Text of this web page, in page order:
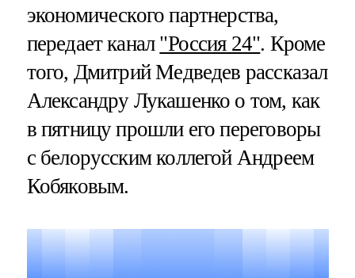
экономического партнерства,
передает канал "Россия 24". Кроме
того, Дмитрий Медведев рассказал
Александру Лукашенко о том, как
в пятницу прошли его переговоры
с белорусским коллегой Андреем
Кобяковым.